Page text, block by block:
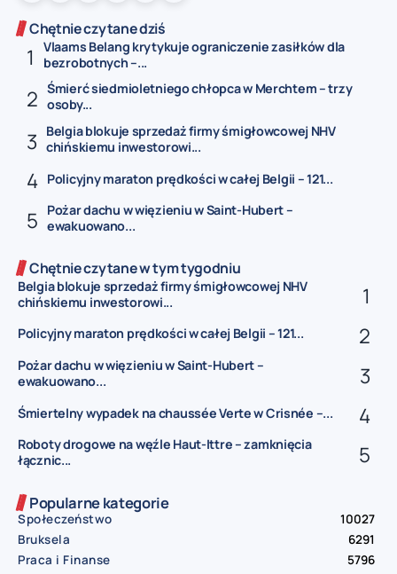
Chętnie czytane dziś
Vlaams Belang krytykuje ograniczenie zasiłków dla
bezrobotnych –...
Śmierć siedmioletniego chłopca w Merchtem – trzy
osoby...
Belgia blokuje sprzedaż firmy śmigłowcowej NHV
chińskiemu inwestorowi...
Policyjny maraton prędkości w całej Belgii – 121...
Pożar dachu w więzieniu w Saint-Hubert –
ewakuowano...
Chętnie czytane w tym tygodniu
Belgia blokuje sprzedaż firmy śmigłowcowej NHV
chińskiemu inwestorowi...
Policyjny maraton prędkości w całej Belgii – 121...
Pożar dachu w więzieniu w Saint-Hubert –
ewakuowano...
Śmiertelny wypadek na chaussée Verte w Crisnée –...
Roboty drogowe na węźle Haut-Ittre – zamknięcia
łącznic...
Popularne kategorie
Społeczeństwo
10027
Bruksela
6291
Praca i Finanse
5796